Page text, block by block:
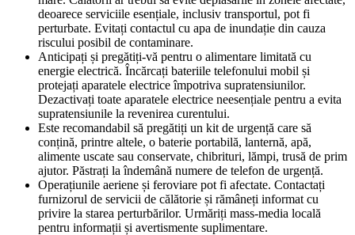
deoarece serviciile esențiale, inclusiv transportul, pot fi
perturbate. Evitați contactul cu apa de inundație din cauza
riscului posibil de contaminare.
Anticipați și pregătiți-vă pentru o alimentare limitată cu
energie electrică. Încărcați bateriile telefonului mobil și
protejați aparatele electrice împotriva supratensiunilor.
Dezactivați toate aparatele electrice neesențiale pentru a evita
supratensiunile la revenirea curentului.
Este recomandabil să pregătiți un kit de urgență care să
conțină, printre altele, o baterie portabilă, lanternă, apă,
alimente uscate sau conservate, chibrituri, lămpi, trusă de prim
ajutor. Păstrați la îndemână numere de telefon de urgență.
Operațiunile aeriene și feroviare pot fi afectate. Contactați
furnizorul de servicii de călătorie și rămâneți informat cu
privire la starea perturbărilor. Urmăriți mass-media locală
pentru informații și avertismente suplimentare.